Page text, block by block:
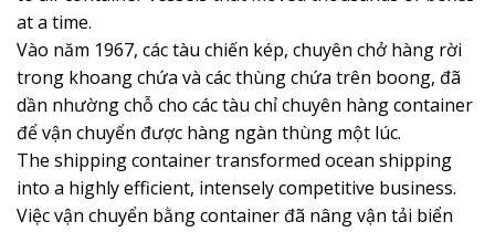
at a time.
Vào năm 1967, các tàu chiến kép, chuyên chở hàng rời
trong khoang chứa và các thùng chứa trên boong, đã
dần nhường chỗ cho các tàu chỉ chuyên hàng container
để vận chuyển được hàng ngàn thùng một lúc.
The shipping container transformed ocean shipping
into a highly efficient, intensely competitive business.
Việc vận chuyển bằng container đã nâng vận tải biển